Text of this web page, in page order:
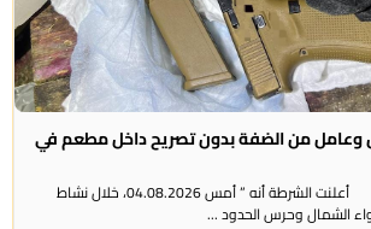
من الضفة بدون تصريح داخل مطعم في
راديو الناس – بث مباشر أعلنت الشرطة أنه ” أمس 04.08.2026، خلال نشاط
الشمال وحرس الحدود ...